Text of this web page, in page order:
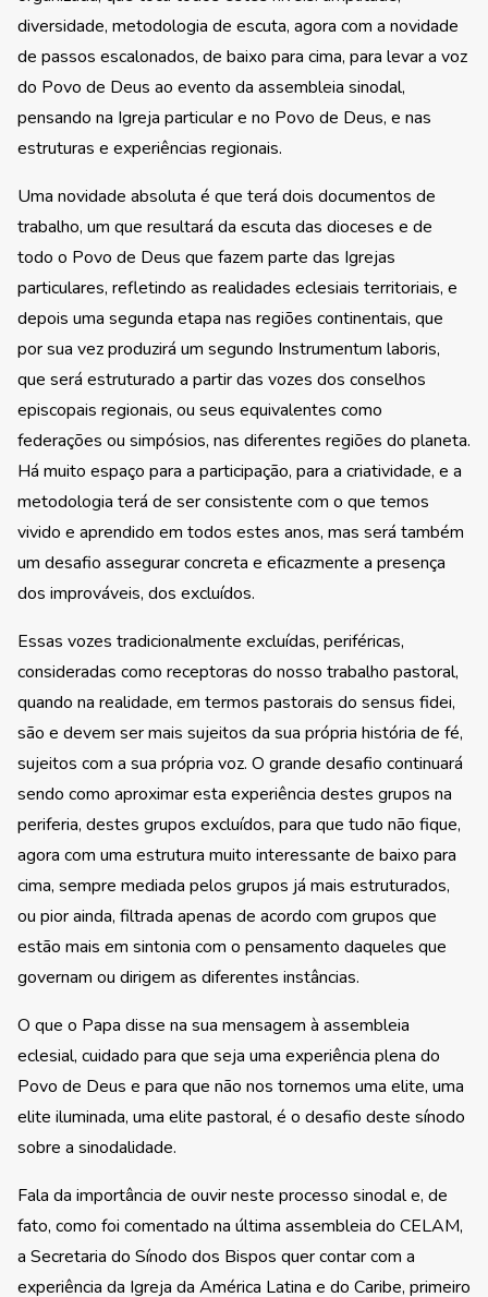
diversidade, metodologia de escuta, agora com a novidade
de passos escalonados, de baixo para cima, para levar a voz
do Povo de Deus ao evento da assembleia sinodal,
pensando na Igreja particular e no Povo de Deus, e nas
estruturas e experiências regionais.
Uma novidade absoluta é que terá dois documentos de
trabalho, um que resultará da escuta das dioceses e de
todo o Povo de Deus que fazem parte das Igrejas
particulares, refletindo as realidades eclesiais territoriais, e
depois uma segunda etapa nas regiões continentais, que
por sua vez produzirá um segundo Instrumentum laboris,
que será estruturado a partir das vozes dos conselhos
episcopais regionais, ou seus equivalentes como
federações ou simpósios, nas diferentes regiões do planeta.
Há muito espaço para a participação, para a criatividade, e a
metodologia terá de ser consistente com o que temos
vivido e aprendido em todos estes anos, mas será também
um desafio assegurar concreta e eficazmente a presença
dos improváveis, dos excluídos.
Essas vozes tradicionalmente excluídas, periféricas,
consideradas como receptoras do nosso trabalho pastoral,
quando na realidade, em termos pastorais do sensus fidei,
são e devem ser mais sujeitos da sua própria história de fé,
sujeitos com a sua própria voz. O grande desafio continuará
sendo como aproximar esta experiência destes grupos na
periferia, destes grupos excluídos, para que tudo não fique,
agora com uma estrutura muito interessante de baixo para
cima, sempre mediada pelos grupos já mais estruturados,
ou pior ainda, filtrada apenas de acordo com grupos que
estão mais em sintonia com o pensamento daqueles que
governam ou dirigem as diferentes instâncias.
O que o Papa disse na sua mensagem à assembleia
eclesial, cuidado para que seja uma experiência plena do
Povo de Deus e para que não nos tornemos uma elite, uma
elite iluminada, uma elite pastoral, é o desafio deste sínodo
sobre a sinodalidade.
Fala da importância de ouvir neste processo sinodal e, de
fato, como foi comentado na última assembleia do CELAM,
a Secretaria do Sínodo dos Bispos quer contar com a
experiência da Igreja da América Latina e do Caribe, primeiro